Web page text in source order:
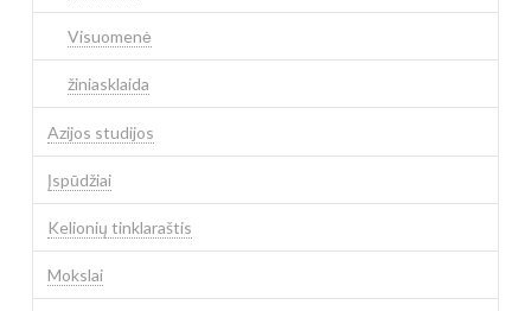
Visuomenė
žiniasklaida
Azijos studijos
Įspūdžiai
Kelionių tinklaraštis
Mokslai